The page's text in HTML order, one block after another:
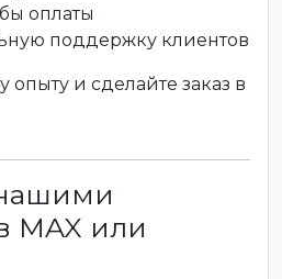
оплаты
поддержку клиентов
и сделайте заказ в
MAX или